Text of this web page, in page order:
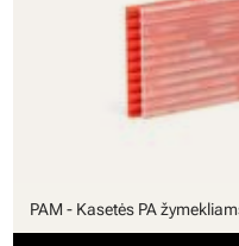
PAM - Kasetės PA